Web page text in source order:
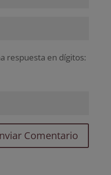
respuesta en dígitos: